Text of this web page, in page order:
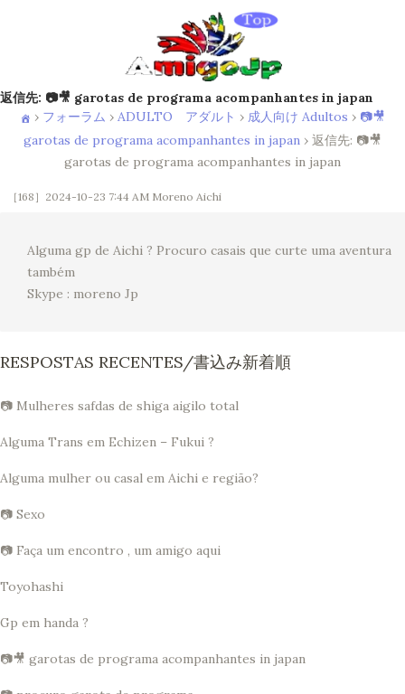
返信先: 📷🎥 garotas de programa acompanhantes in japan
› フォーラム › ADULTO アダルト › 成人向け Adultos › 📷🎥
garotas de programa acompanhantes in japan › 返信先: 📷🎥
garotas de programa acompanhantes in japan
［168］2024-10-23 7:44 AM Moreno Aichi
Alguma gp de Aichi ? Procuro casais que curte uma aventura
também
Skype : moreno Jp
RESPOSTAS RECENTES/書込み新着順
📷 Mulheres safdas de shiga aigilo total
Alguma Trans em Echizen – Fukui ?
Alguma mulher ou casal em Aichi e região?
📷 Sexo
📷 Faça um encontro , um amigo aqui
Toyohashi
Gp em handa ?
📷🎥 garotas de programa acompanhantes in japan